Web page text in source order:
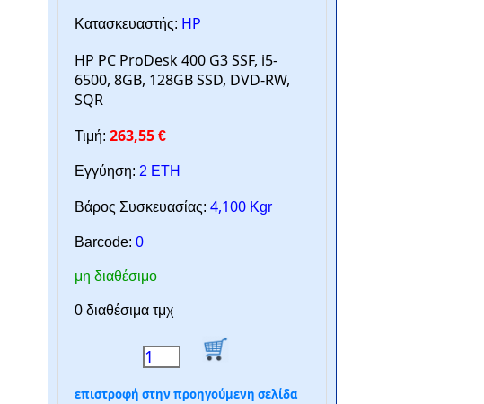
Κατασκευαστής: HP
HP PC ProDesk 400 G3 SSF, i5-
6500, 8GB, 128GB SSD, DVD-RW,
SQR
Τιμή: 263,55 €
Εγγύηση: 2 ΕΤΗ
Βάρος Συσκευασίας: 4,100 Kgr
Barcode: 0
μη διαθέσιμο
0 διαθέσιμα τμχ
επιστροφή στην προηγούμενη σελίδα